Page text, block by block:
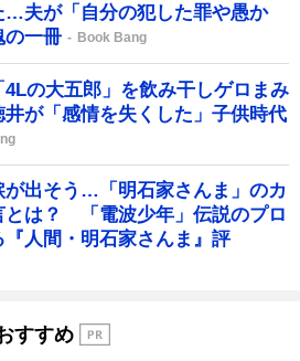
…夫が「自分の犯した罪や愚か
の一冊
Book Bang
の大五郎」を飲み干しゲロまみ
が「感情を失くした」子供時代
が出そう…「明石家さんま」のカ
とは？ 「電波少年」伝説のプロ
人間・明石家さんま』評
すすめ